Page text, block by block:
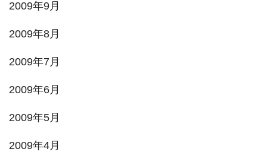
2009年9月
2009年8月
2009年7月
2009年6月
2009年5月
2009年4月